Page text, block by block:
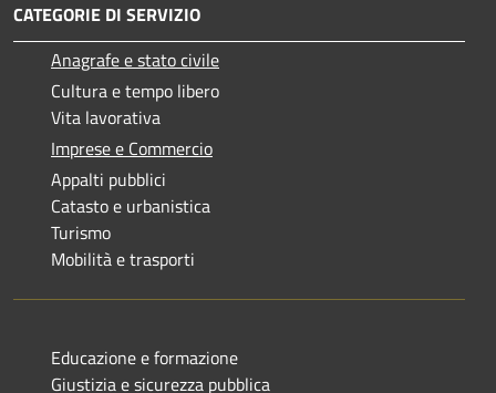
CATEGORIE DI SERVIZIO
Anagrafe e stato civile
Cultura e tempo libero
Vita lavorativa
Imprese e Commercio
Appalti pubblici
Catasto e urbanistica
Turismo
Mobilità e trasporti
Educazione e formazione
Giustizia e sicurezza pubblica